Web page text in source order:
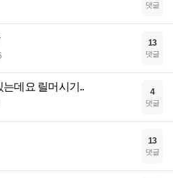
댓글
13
댓글
데요 릴머시기.. 4
댓글
13
댓글